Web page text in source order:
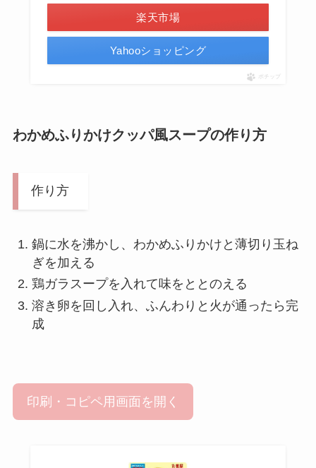
楽天市場
Yahooショッピング
ポチップ
わかめふりかけクッパ風スープの作り方
作り方
鍋に水を沸かし、わかめふりかけと薄切り玉ね
ぎを加える
鶏ガラスープを入れて味をととのえる
溶き卵を回し入れ、ふんわりと火が通ったら完
成
印刷・コピペ用画面を開く